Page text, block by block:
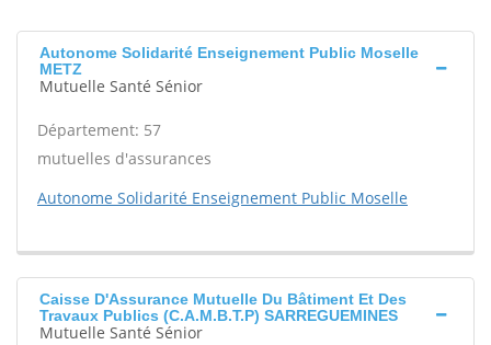
Autonome Solidarité Enseignement Public Moselle
METZ
Mutuelle Santé Sénior
Département: 57
mutuelles d'assurances
Autonome Solidarité Enseignement Public Moselle
Caisse D'Assurance Mutuelle Du Bâtiment Et Des
Travaux Publics (C.A.M.B.T.P) SARREGUEMINES
Mutuelle Santé Sénior